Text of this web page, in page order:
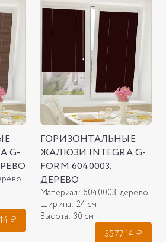
G-
₽
ГОРИЗОНТАЛЬНЫЕ
ЖАЛЮЗИ INTEGRA G-
FORM 6040003,
ДЕРЕВО
Материал: 6040003, дерево
Ширина: 24 см
Высота: 30 см
3577.14 ₽